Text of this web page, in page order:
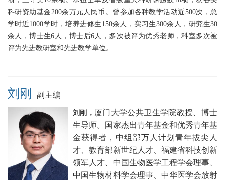
科研资助基金200余万元人民币。曾参加各种教学活动近500次，总
学时近1000学时，培养进修生150余人，实习生300余人，研究生30
余人，博士生6人，博士后6人，多次被评为优秀老师，科室多次被
评为先进教研室和先进教学单位。
刘刚 副主编
刘刚， 厦门大学公共卫生学院教授、博士
生导师。国家杰出青年基金和优秀青年基
金获得者，中组部万人计划青年拔尖人
才、教育部新世纪人才、福建省科技创新
领军人才、中国生物医学工程学会理事、
中国生物材料学会理事、中华医学会放射